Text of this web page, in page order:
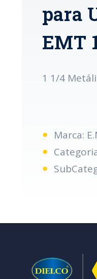
para
EMT
1 1/4
Marca: